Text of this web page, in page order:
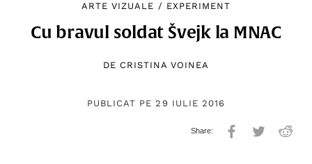
ARTE VIZUALE / EXPERIMENT
Cu bravul soldat Švejk la MNAC
DE CRISTINA VOINEA
PUBLICAT PE 29 IULIE 2016